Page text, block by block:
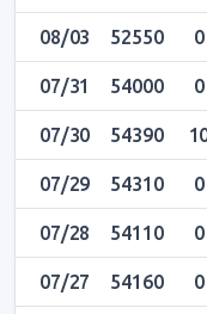
08/03 52550 0
07/31 54000 0
07/30 54390
07/29 54310 0
07/28 54110 0
07/27 54160 0